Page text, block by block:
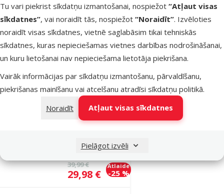
Tu vari piekrist sīkdatņu izmantošanai, nospiežot “Atļaut visas
sīkdatnes”, vai noraidīt tās, nospiežot “Noraidīt”. Izvēloties
noraidīt visas sīkdatnes, vietnē saglabāsim tikai tehniskās
sīkdatnes, kuras nepieciešamas vietnes darbības nodrošināšanai,
un kuru lietošanai nav nepieciešama lietotāja piekrišana.
Vairāk informācijas par sīkdatņu izmantošanu, pārvaldīšanu,
piekrišanas mainīšanu vai atcelšanu atradīsi sīkdatņu politikā.
Noraidīt
Atļaut visas sīkdatnes
Pielāgot izvēli
Noliktavā
Bezmaksas
Pievienot grozam
TRIXIE Dog
Activity
Obstacles, 2
Orange/Yellow
Atsauksmes 0%
Oriģinālā cena
39,99 €
Cena
29,98 €
Atlaide
-25 %